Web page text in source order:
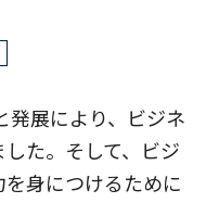
発展により、ビジネ
た。そして、ビジ
身につけるために